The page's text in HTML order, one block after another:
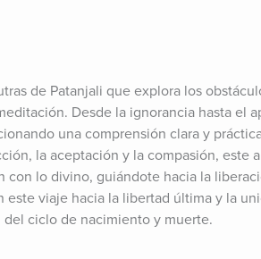
de Patanjali que explora los
Desde la ignorancia hasta el
una comprensión clara y
la aceptación y la compasión, este
con lo divino, guiándote hacia la
viaje hacia la libertad última y la
ciclo de nacimiento y muerte.